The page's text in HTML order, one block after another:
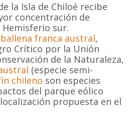
la Isla de Chiloé recibe
concentración de
Hemisferio sur.
ballena franca austral,
Crítico por la Unión
de la Naturaleza,
(especie semi-
chileno son especies
del parque eólico
propuesta en el